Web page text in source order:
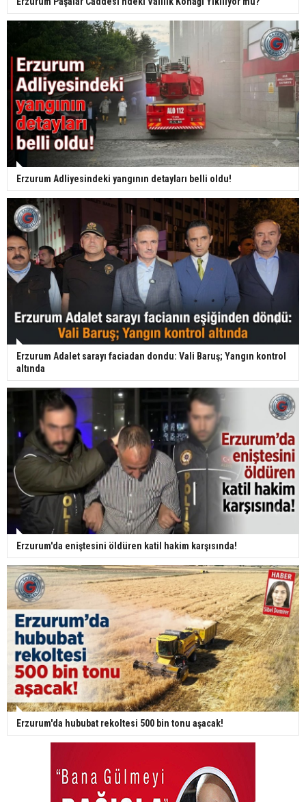
Erzurum Adliyesindeki yangının detayları belli oldu!
Erzurum Adalet sarayı faciadan dondu: Vali Baruş; Yangın kontrol
altında
Erzurum'da eniştesini öldüren katil hakim karşısında!
Erzurum'da hububat rekoltesi 500 bin tonu aşacak!